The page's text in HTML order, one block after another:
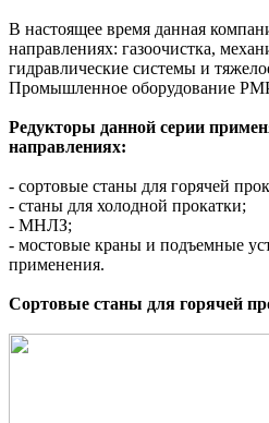
В настоящее время данная
направлениях: газоочистка,
гидравлические системы и
Промышленное оборудование
Редукторы данной серии
направлениях:
- сортовые станы для горячей
- станы для холодной прокатки;
- МНЛЗ;
- мостовые краны и подъемные
применения.
Сортовые станы для горячей